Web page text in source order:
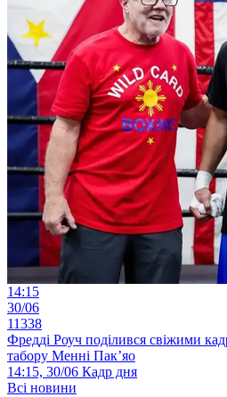
14:15
30/06
11338
Фредді Роуч поділився свіжими
табору Менні Пак’яо
14:15, 30/06 Кадр дня
Всі новини